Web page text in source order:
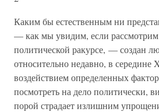
Каким бы естественным ни
— как мы увидим, если рассмотрим
политической ракурсе, — создан
относительно недавно, в середине
воздействием определенных
посмотреть на дело политически,
порой страдает излишним